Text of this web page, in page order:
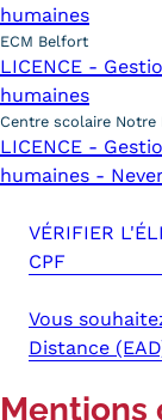
humaines
ECM Belfort
LICENCE -
humaines
Centre scolaire Notre
LICENCE -
humaines -
VÉRIFIER
CPF
Vous
Distance
Mentions